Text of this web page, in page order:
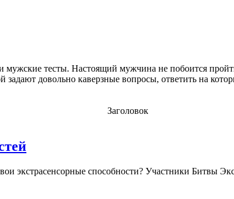
тесты. Настоящий мужчина не побоится
довольно каверзные вопросы, ответить на
Заголовок
экстрасенсорные способности? Участники Битвы